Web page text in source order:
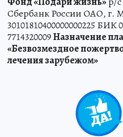
Сбербанк России ОАО, г.
30101810400000000225
7714320009Назначение
«Безвозмездное
лечения зарубежом»